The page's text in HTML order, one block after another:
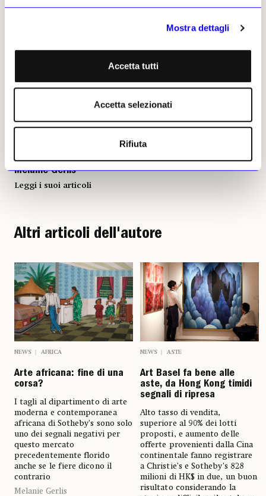
Mostra dettagli
Accetta tutti
Accetta selezionati
Rifiuta
Melanie Gerlis, 11 giugno 2025 |
Melanie Gerlis
Leggi i suoi articoli
Altri articoli dell'autore
NEWS AFRICA
Arte africana: fine di una
corsa?
I tagli al dipartimento di arte
moderna e contemporanea
africana di Sotheby’s sono solo
uno dei segnali negativi per
questo mercato
precedentemente florido
anche se le fiere dicono il
contrario
Melanie Gerlis
NEWS ASTE
Art Basel fa bene alle
aste, da Hong Kong timidi
segnali di ripresa
Alto tasso di vendita,
superiore al 90% dei lotti
proposti, e aumento delle
offerte provenienti dalla Cina
continentale fanno registrare
a Christie’s e Sotheby’s 828
milioni di HK$ in due, un buon
risultato considerando la